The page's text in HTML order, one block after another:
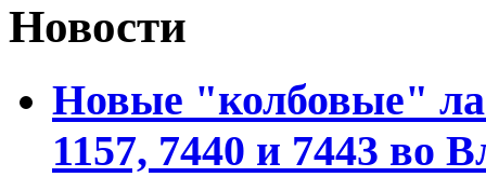
Новости
Новые "колбовые"
1157, 7440 и 7443 во